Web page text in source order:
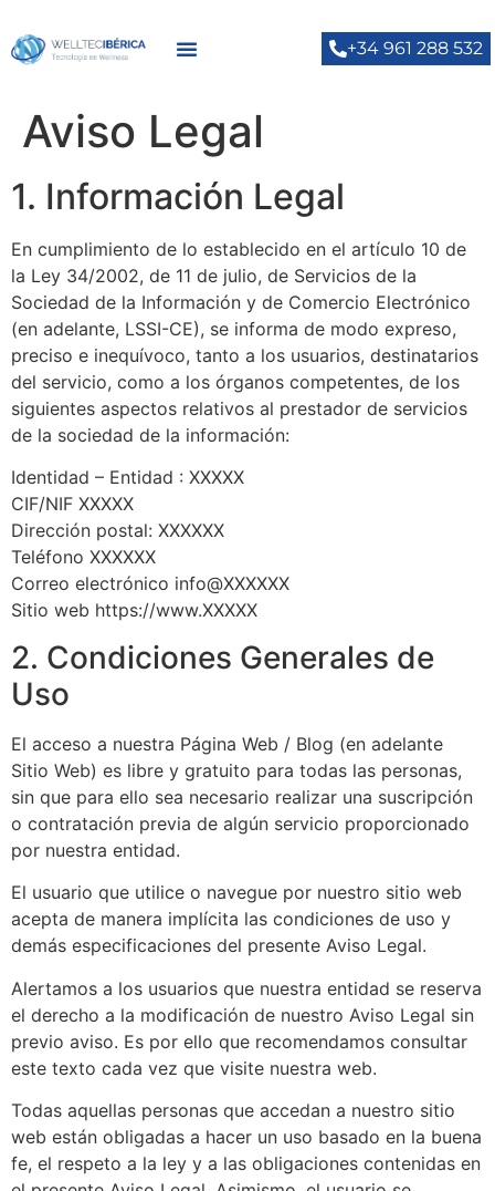
+34 961 288 532
Aviso Legal
1. Información Legal
En cumplimiento de lo establecido en el artículo 10 de
la Ley 34/2002, de 11 de julio, de Servicios de la
Sociedad de la Información y de Comercio Electrónico
(en adelante, LSSI-CE), se informa de modo expreso,
preciso e inequívoco, tanto a los usuarios, destinatarios
del servicio, como a los órganos competentes, de los
siguientes aspectos relativos al prestador de servicios
de la sociedad de la información:
Identidad – Entidad : XXXXX
CIF/NIF XXXXX
Dirección postal: XXXXXX
Teléfono XXXXXX
Correo electrónico info@XXXXXX
Sitio web https://www.XXXXX
2. Condiciones Generales de
Uso
El acceso a nuestra Página Web / Blog (en adelante
Sitio Web) es libre y gratuito para todas las personas,
sin que para ello sea necesario realizar una suscripción
o contratación previa de algún servicio proporcionado
por nuestra entidad.
El usuario que utilice o navegue por nuestro sitio web
acepta de manera implícita las condiciones de uso y
demás especificaciones del presente Aviso Legal.
Alertamos a los usuarios que nuestra entidad se reserva
el derecho a la modificación de nuestro Aviso Legal sin
previo aviso. Es por ello que recomendamos consultar
este texto cada vez que visite nuestra web.
Todas aquellas personas que accedan a nuestro sitio
web están obligadas a hacer un uso basado en la buena
fe, el respeto a la ley y a las obligaciones contenidas en